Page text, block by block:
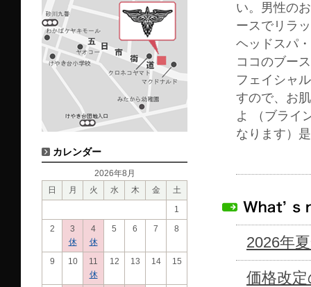
い。男性の
ースでリラ
ヘッドスパ
ココのブー
フェイシャ
すので、お
よ （ブライ
なります）
2026年
価格改
カレンダー
2026年8月
日
月 火 水 木 金
土
1
2
3
休
4
休
5 6 7 8
9 10
11
休
12 13 14 15